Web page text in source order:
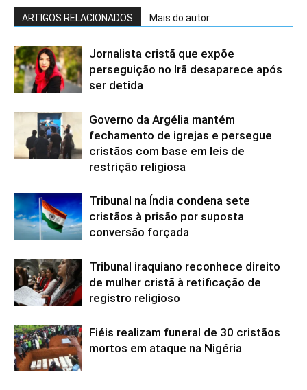
ARTIGOS RELACIONADOS Mais do autor
Jornalista cristã que expõe
perseguição no Irã desaparece após
ser detida
Governo da Argélia mantém
fechamento de igrejas e persegue
cristãos com base em leis de
restrição religiosa
Tribunal na Índia condena sete
cristãos à prisão por suposta
conversão forçada
Tribunal iraquiano reconhece direito
de mulher cristã à retificação de
registro religioso
Fiéis realizam funeral de 30 cristãos
mortos em ataque na Nigéria